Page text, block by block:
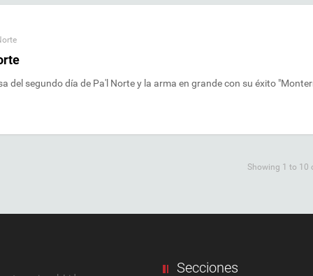
del segundo día de Pa'l Norte y la arma en grande con su éxito
Showing 1 to 10
Secciones